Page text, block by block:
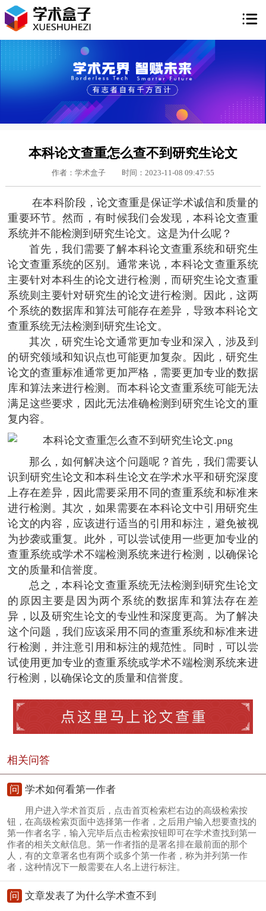

本科论文查重怎么查不到研究生论文
作者：学术盒子 时间：2023-11-08 09:47:55
在本科阶段，论文查重是保证学术诚信和质量的
重要环节。然而，有时候我们会发现，本科论文查重
系统并不能检测到研究生论文。这是为什么呢？
首先，我们需要了解本科论文查重系统和研究生
论文查重系统的区别。通常来说，本科论文查重系统
主要针对本科生的论文进行检测，而研究生论文查重
系统则主要针对研究生的论文进行检测。因此，这两
个系统的数据库和算法可能存在差异，导致本科论文
查重系统无法检测到研究生论文。
其次，研究生论文通常更加专业和深入，涉及到
的研究领域和知识点也可能更加复杂。因此，研究生
论文的查重标准通常更加严格，需要更加专业的数据
库和算法来进行检测。而本科论文查重系统可能无法
满足这些要求，因此无法准确检测到研究生论文的重
复内容。
那么，如何解决这个问题呢？首先，我们需要认
识到研究生论文和本科生论文在学术水平和研究深度
上存在差异，因此需要采用不同的查重系统和标准来
进行检测。其次，如果需要在本科论文中引用研究生
论文的内容，应该进行适当的引用和标注，避免被视
为抄袭或重复。此外，可以尝试使用一些更加专业的
查重系统或学术不端检测系统来进行检测，以确保论
文的质量和信誉度。
总之，本科论文查重系统无法检测到研究生论文
的原因主要是因为两个系统的数据库和算法存在差
异，以及研究生论文的专业性和深度更高。为了解决
这个问题，我们应该采用不同的查重系统和标准来进
行检测，并注意引用和标注的规范性。同时，可以尝
试使用更加专业的查重系统或学术不端检测系统来进
行检测，以确保论文的质量和信誉度。
相关问答
问 学术如何看第一作者
用户进入学术首页后，点击首页检索栏右边的高级检索按
钮，在高级检索页面中选择第一作者，之后用户输入想要查找的
第一作者名字，输入完毕后点击检索按钮即可在学术查找到第一
作者的相关文献信息。第一作者指的是署名排在最前面的那个
人，有的文章署名也有两个或多个第一作者，称为并列第一作
者，这种情况下一般需要在人名上进行标注。
问 文章发表了为什么学术查不到